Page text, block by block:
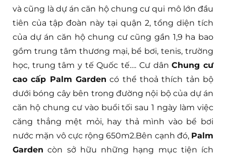
và cũng là dự án căn hộ chung cư qui mô lớn đầu
tiên của tập đoàn này tại quận 2, tổng diện tích
của dự án căn hộ chung cư cũng gần 1,9 ha bao
gồm trung tâm thương mại, bể bơi, tenis, trường
học, trung tâm y tế Quốc tế…. Cư dânChung cư
cao cấp Palm Garden có thể thoả thích tản bộ
dưới bóng cây bên trong đường nội bộ của dự án
căn hộ chung cư vào buổi tối sau 1 ngày làm việc
căng thẳng mệt mỏi, hay thả mình vào bể bơi
nước mặn vô cực rộng 650m2.Bên cạnh đó, Palm
Garden còn sở hữu những hạng mục tiện ích